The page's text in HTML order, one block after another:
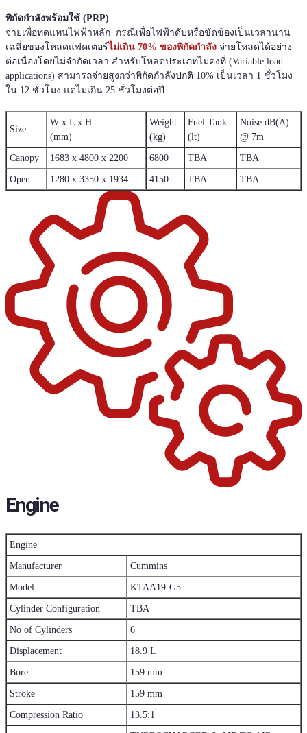
พิกัดกำลังพร้อมใช้ (PRP)
จ่ายเพื่อทดแทนไฟฟ้าหลัก กรณีเพื่อไฟฟ้าดับหรือขัดข้องเป็นเวลานาน
เฉลี่ยของโหลดแฟคเตอร์ไม่เกิน 70% ของพิกัดกำลัง จ่ายโหลดได้อย่าง
ต่อเนื่องโดยไม่จำกัดเวลา สำหรับโหลดประเภทไม่คงที่ (Variable load
applications) สามารถจ่ายสูงกว่าพิกัดกำลังปกติ 10% เป็นเวลา 1 ชั่วโมง
ใน 12 ชั่วโมง แต่ไม่เกิน 25 ชั่วโมงต่อปี
Size
W x L x H
(mm)
Weight
(kg)
Fuel Tank
(lt)
Noise dB(A)
@ 7m
Canopy 1683 x 4800 x 2200 6800 TBA TBA
Open 1280 x 3350 x 1934 4150 TBA TBA
Engine
Engine
Manufacturer Cummins
Model KTAA19-G5
Cylinder Configuration TBA
No of Cylinders 6
Displacement 18.9 L
Bore 159 mm
Stroke 159 mm
Compression Ratio 13.5:1